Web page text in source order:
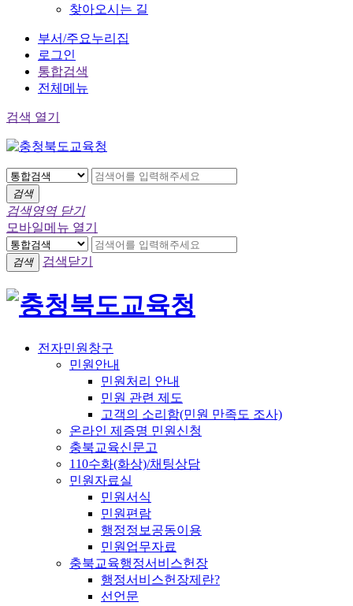
찾아오시는 길
부서/주요누리집
로그인
통합검색
전체메뉴
검색 열기
검색
검색영역 닫기
모바일메뉴 열기
검색 검색닫기
전자민원창구
민원안내
민원처리 안내
민원 관련 제도
고객의 소리함(민원 만족도 조사)
온라인 제증명 민원신청
충북교육신문고
110수화(화상)/채팅상담
민원자료실
민원서식
민원편람
행정정보공동이용
민원업무자료
충북교육행정서비스헌장
행정서비스헌장제란?
선언문